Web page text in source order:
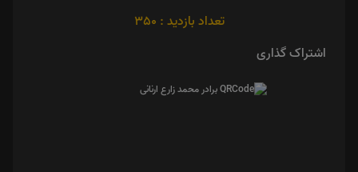
تعداد بازدید : 350
اشتراک گذاری